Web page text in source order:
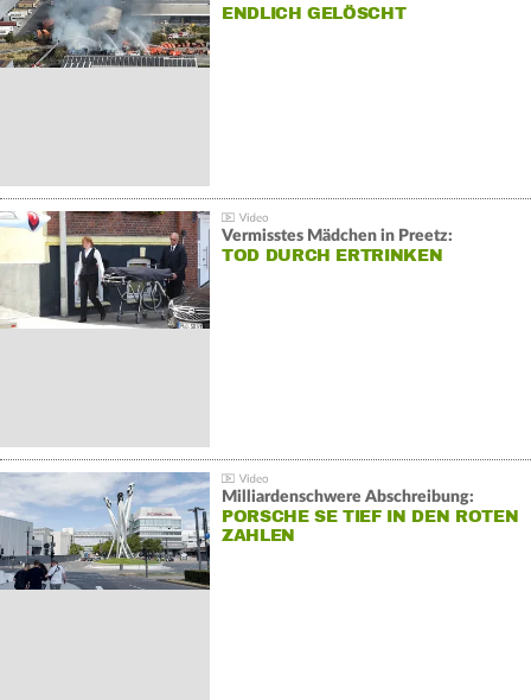
NDLICH GELÖSCHT
Vermisstes Mädchen in Preetz:
TOD DURCH ERTRINKEN
Milliardenschwere Abschreibung:
PORSCHE SE TIEF IN DEN ROTEN
ZAHLEN